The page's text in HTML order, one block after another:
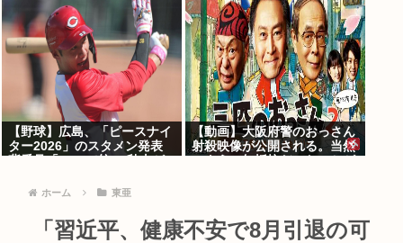
【野球】広島、「ピースナイ
ター2026」のスタメン発表
【動画】大阪府警のおっさん
射殺映像が公開される。当然
ホーム 東亜
「習近平、健康不安で8月引退の可